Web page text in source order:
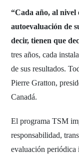
“Cada año, al nivel
autoevaluación de
decir, tienen que
tres años, cada
de sus resultados.
Pierre Gratton,
Canadá.
El programa TSM
responsabilidad,
evaluación